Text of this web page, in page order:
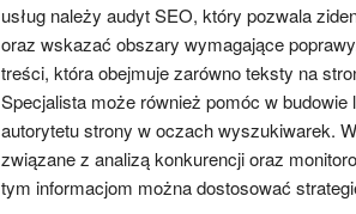
usług należy audyt SEO, który pozwala
oraz wskazać obszary wymagające
treści, która obejmuje zarówno teksty na
Specjalista może również pomóc w
autorytetu strony w oczach wyszukiwarek.
związane z analizą konkurencji oraz
tym informacjom można dostosować